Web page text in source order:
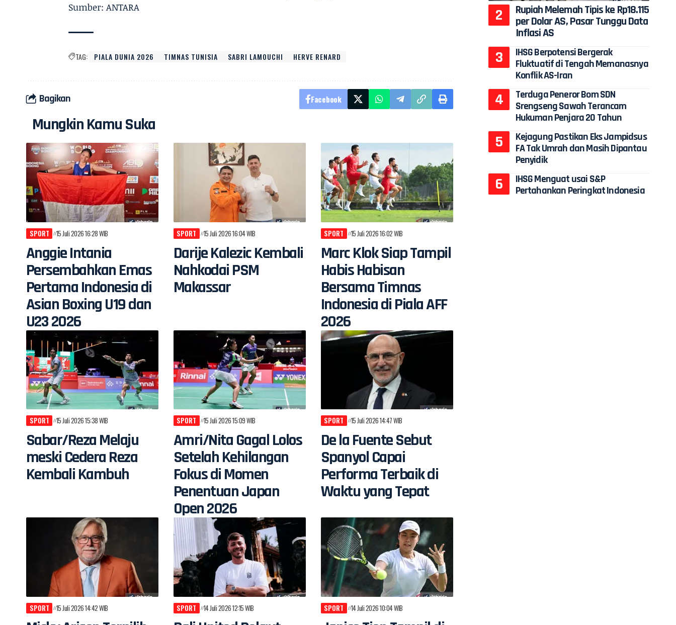
Sumber: ANTARA
TAG: PIALA DUNIA 2026 TIMNAS TUNISIA SABRI LAMOUCHI HERVE RENARD
Bagikan Facebook
Mungkin Kamu Suka
SPORT 15 Juli 2026 16:28 WIB
Anggie Intania
Persembahkan Emas
Pertama Indonesia di
Asian Boxing U19 dan
U23 2026
SPORT 15 Juli 2026 16:04 WIB
Darije Kalezic Kembali
Nahkodai PSM
Makassar
SPORT 15 Juli 2026 16:02 WIB
Marc Klok Siap Tampil
Habis Habisan
Bersama Timnas
Indonesia di Piala AFF
2026
SPORT 15 Juli 2026 15:38 WIB
Sabar/Reza Melaju
meski Cedera Reza
Kembali Kambuh
SPORT 15 Juli 2026 15:09 WIB
Amri/Nita Gagal Lolos
Setelah Kehilangan
Fokus di Momen
Penentuan Japan
Open 2026
SPORT 15 Juli 2026 14:47 WIB
De la Fuente Sebut
Spanyol Capai
Performa Terbaik di
Waktu yang Tepat
SPORT 15 Juli 2026 14:42 WIB SPORT 14 Juli 2026 12:15 WIB SPORT 14 Juli 2026 10:04 WIB
Rupiah Melemah Tipis ke Rp18.115
per Dolar AS, Pasar Tunggu Data
Inflasi AS
IHSG Berpotensi Bergerak
Fluktuatif di Tengah Memanasnya
Konflik AS-Iran
Terduga Peneror Bom SDN
Srengseng Sawah Terancam
Hukuman Penjara 20 Tahun
Kejagung Pastikan Eks Jampidsus
FA Tak Umrah dan Masih Dipantau
Penyidik
IHSG Menguat usai S&P
Pertahankan Peringkat Indonesia